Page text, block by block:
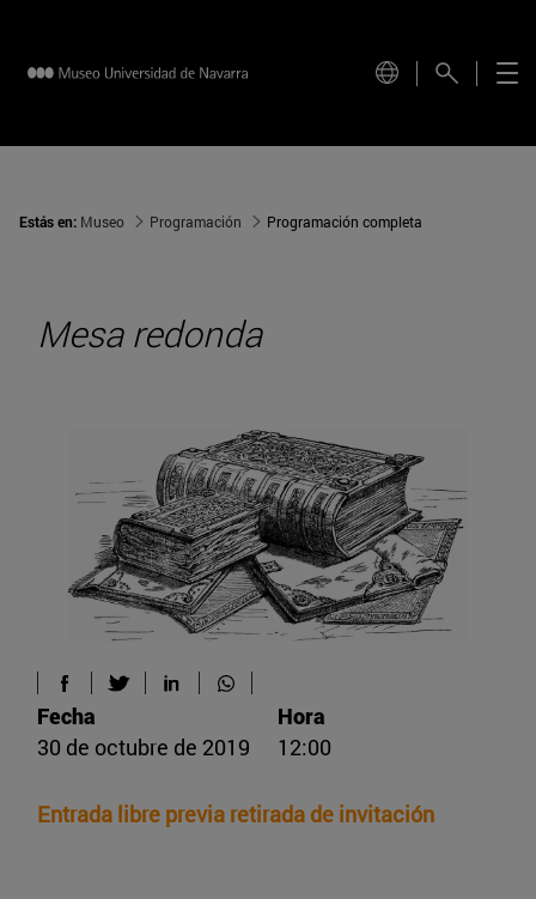
Estás en: Museo Programación Programación completa
Mesa redonda
Entrada libre previa retirada de invitación
Fecha
30 de octubre de 2019
Hora
12:00